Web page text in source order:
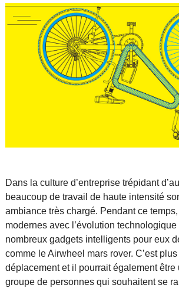
Dans la culture d’entreprise trépidant
beaucoup de travail de haute intensité
ambiance très chargé. Pendant ce
modernes avec l’évolution
nombreux gadgets intelligents pour eux
comme le Airwheel mars rover. C’est
déplacement et il pourrait également être
groupe de personnes qui souhaitent se